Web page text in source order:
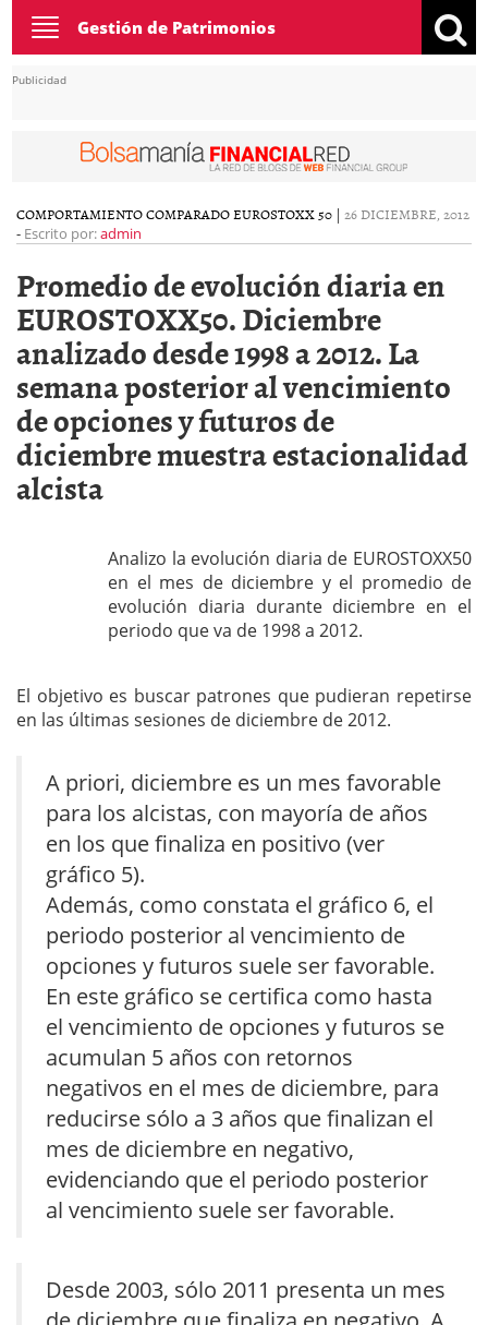
Toggle
navigation
Gestión de Patrimonios
Publicidad
COMPORTAMIENTO COMPARADO EUROSTOXX 50 | 26 DICIEMBRE, 2012
- Escrito por:admin
Promedio de evolución diaria en
EUROSTOXX50. Diciembre
analizado desde 1998 a 2012. La
semana posterior al vencimiento
de opciones y futuros de
diciembre muestra estacionalidad
alcista
Analizo la evolución diaria de EUROSTOXX50
en el mes de diciembre y el promedio de
evolución diaria durante diciembre en el
periodo que va de 1998 a 2012.
El objetivo es buscar patrones que pudieran repetirse
en las últimas sesiones de diciembre de 2012.
A priori, diciembre es un mes favorable
para los alcistas, con mayoría de años
en los que finaliza en positivo (ver
gráfico 5).
Además, como constata el gráfico 6, el
periodo posterior al vencimiento de
opciones y futuros suele ser favorable.
En este gráfico se certifica como hasta
el vencimiento de opciones y futuros se
acumulan 5 años con retornos
negativos en el mes de diciembre, para
reducirse sólo a 3 años que finalizan el
mes de diciembre en negativo,
evidenciando que el periodo posterior
al vencimiento suele ser favorable.
Desde 2003, sólo 2011 presenta un mes